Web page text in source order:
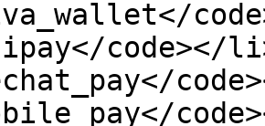
code></